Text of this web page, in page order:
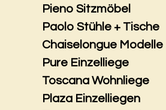
Pieno Sitzmöbel
Paolo Stühle + Tische
Chaiselongue Modelle
Pure Einzelliege
Toscana Wohnliege
Plaza Einzelliegen